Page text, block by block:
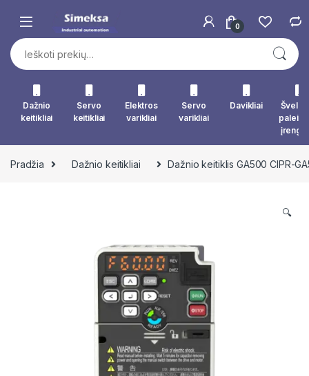
0
Ieškoti:
Dažnio
keitikliai
Servo
keitikliai
Elektros
varikliai
Servo
varikliai
Davikliai
Pradžia Dažnio keitikliai Dažnio keitiklis GA500 CIPR-
🔍